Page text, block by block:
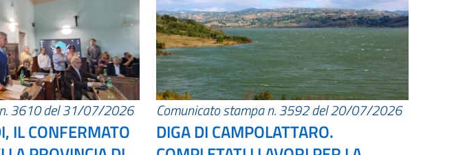
3610 del 31/07/2026
IL CONFERMATO
Comunicato stampa n. 3592 del 20/07/2026
DIGA DI CAMPOLATTARO.